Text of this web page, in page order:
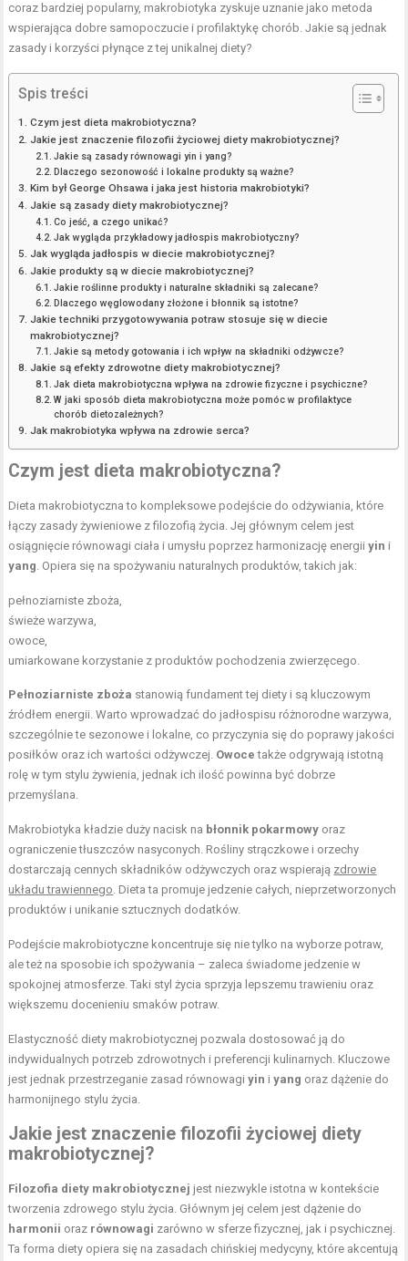
coraz bardziej popularny, makrobiotyka zyskuje uznanie jako metoda
wspierająca dobre samopoczucie i profilaktykę chorób. Jakie są jednak
zasady i korzyści płynące z tej unikalnej diety?
Spis treści
Czym jest dieta makrobiotyczna?
Jakie jest znaczenie filozofii życiowej diety makrobiotycznej?
Jakie są zasady równowagi yin i yang?
Dlaczego sezonowość i lokalne produkty są ważne?
Kim był George Ohsawa i jaka jest historia makrobiotyki?
Jakie są zasady diety makrobiotycznej?
Co jeść, a czego unikać?
Jak wygląda przykładowy jadłospis makrobiotyczny?
Jak wygląda jadłospis w diecie makrobiotycznej?
Jakie produkty są w diecie makrobiotycznej?
Jakie roślinne produkty i naturalne składniki są zalecane?
Dlaczego węglowodany złożone i błonnik są istotne?
Jakie techniki przygotowywania potraw stosuje się w diecie
makrobiotycznej?
Jakie są metody gotowania i ich wpływ na składniki odżywcze?
Jakie są efekty zdrowotne diety makrobiotycznej?
Jak dieta makrobiotyczna wpływa na zdrowie fizyczne i psychiczne?
W jaki sposób dieta makrobiotyczna może pomóc w profilaktyce
chorób dietozależnych?
Jak makrobiotyka wpływa na zdrowie serca?
Czym jest dieta makrobiotyczna?
Dieta makrobiotyczna to kompleksowe podejście do odżywiania, które
łączy zasady żywieniowe z filozofią życia. Jej głównym celem jest
osiągnięcie równowagi ciała i umysłu poprzez harmonizację energiiyin i
yang. Opiera się na spożywaniu naturalnych produktów, takich jak:
pełnoziarniste zboża,
świeże warzywa,
owoce,
umiarkowane korzystanie z produktów pochodzenia zwierzęcego.
Pełnoziarniste zboża stanowią fundament tej diety i są kluczowym
źródłem energii. Warto wprowadzać do jadłospisu różnorodne warzywa,
szczególnie te sezonowe i lokalne, co przyczynia się do poprawy jakości
posiłków oraz ich wartości odżywczej. Owoce także odgrywają istotną
rolę w tym stylu żywienia, jednak ich ilość powinna być dobrze
przemyślana.
Makrobiotyka kładzie duży nacisk na błonnik pokarmowy oraz
ograniczenie tłuszczów nasyconych. Rośliny strączkowe i orzechy
dostarczają cennych składników odżywczych oraz wspierają zdrowie
układu trawiennego. Dieta ta promuje jedzenie całych, nieprzetworzonych
produktów i unikanie sztucznych dodatków.
Podejście makrobiotyczne koncentruje się nie tylko na wyborze potraw,
ale też na sposobie ich spożywania – zaleca świadome jedzenie w
spokojnej atmosferze. Taki styl życia sprzyja lepszemu trawieniu oraz
większemu docenieniu smaków potraw.
Elastyczność diety makrobiotycznej pozwala dostosować ją do
indywidualnych potrzeb zdrowotnych i preferencji kulinarnych. Kluczowe
jest jednak przestrzeganie zasad równowagiyin iyang oraz dążenie do
harmonijnego stylu życia.
Jakie jest znaczenie filozofii życiowej diety
makrobiotycznej?
Filozofia diety makrobiotycznej jest niezwykle istotna w kontekście
tworzenia zdrowego stylu życia. Głównym jej celem jest dążenie do
harmonii oraz równowagi zarówno w sferze fizycznej, jak i psychicznej.
Ta forma diety opiera się na zasadach chińskiej medycyny, które akcentują